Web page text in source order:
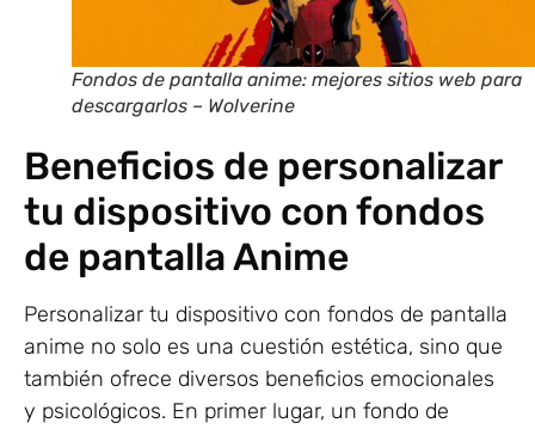
Fondos de pantalla anime: mejores sitios web para
descargarlos – Wolverine
Beneficios de personalizar
tu dispositivo con fondos
de pantalla Anime
Personalizar tu dispositivo con fondos de pantalla
anime no solo es una cuestión estética, sino que
también ofrece diversos beneficios emocionales
y psicológicos. En primer lugar, un fondo de